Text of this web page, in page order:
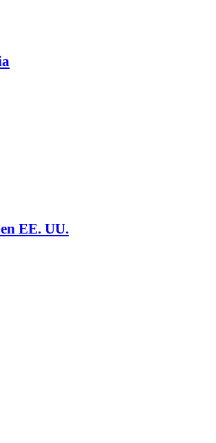
EE. UU.